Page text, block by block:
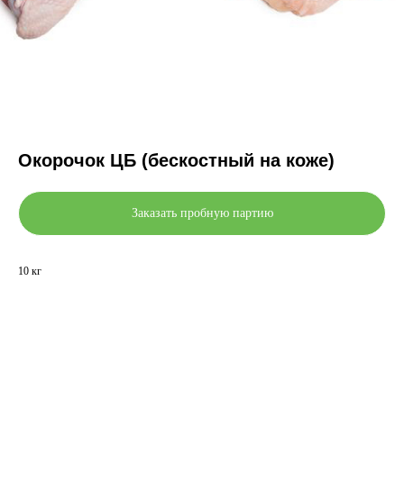
Окорочок ЦБ (бескостный на коже)
Заказать пробную партию
10 кг